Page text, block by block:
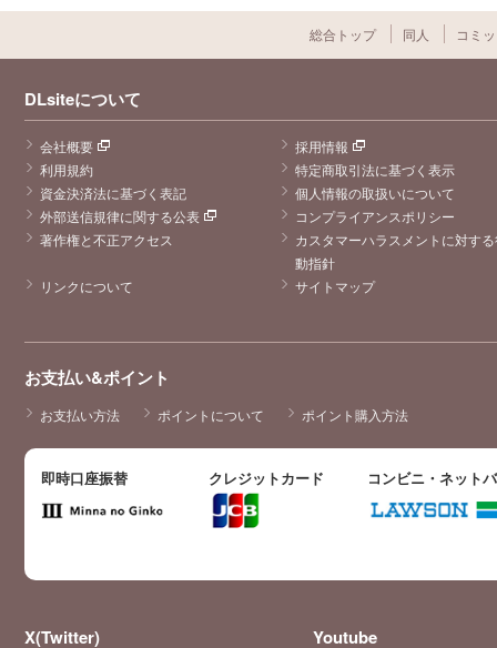
総合トップ 同人 コミ
DLsiteについて
会社概要
採用情報
利用規約
特定商取引法に基づく表示
資金決済法に基づく表記
個人情報の取扱いについて
外部送信規律に関する公表
コンプライアンスポリシー
著作権と不正アクセス
カスタマーハラスメントに対す
動指針
リンクについて
サイトマップ
お支払い&ポイント
お支払い方法 ポイントについて ポイント購入方法
即時口座振替 クレジットカード コンビニ・ネット
X(Twitter) Youtube